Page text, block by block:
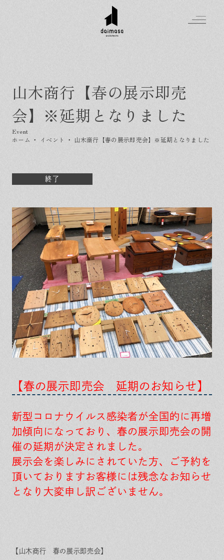
山木商行【春の展示即売
会】※延期となりました
ホーム ・ イベント ・ 山木商行【春の展示即売会】※延期となりました
終了
【春の展示即売会 延期のお知らせ】
新型コロナウイルス感染者が全国的に再増
加傾向になっており、春の展示即売会の開
催の延期が決定されました。
展示会を楽しみにされていた方、ご予約を
頂いておりますお客様には残念なお知らせ
となり大変申し訳ございません。
【山木商行 春の展示即売会】
Greeting
はじめましての方へ
Made in DAIMASA
私たちの想い
素材のこだわり
家づくりの流れ
保証とサポート
ヒノキプロジェクト
For customer
スタイル集
気軽に相談会
よくある質問
お客様の声
木材辞典
お知らせ
Company
スタッフ紹介
採用情報
資料請求
お問い合わせ
In
st
ag
ra
m
Fa
ce
bo
ok
LI
N
E
Event Contact